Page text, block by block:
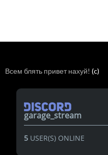
Всем блять привет нахуй! (c)
garage_stream
5USER(S) ONLINE